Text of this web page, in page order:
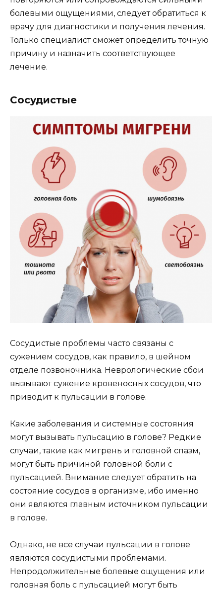
болевыми ощущениями, следует обратиться к
врачу для диагностики и получения лечения.
Только специалист сможет определить точную
причину и назначить соответствующее
лечение.
Сосудистые
Сосудистые проблемы часто связаны с
сужением сосудов, как правило, в шейном
отделе позвоночника. Неврологические сбои
вызывают сужение кровеносных сосудов, что
приводит к пульсации в голове.
Какие заболевания и системные состояния
могут вызывать пульсацию в голове? Редкие
случаи, такие как мигрень и головной спазм,
могут быть причиной головной боли с
пульсацией. Внимание следует обратить на
состояние сосудов в организме, ибо именно
они являются главным источником пульсации
в голове.
Однако, не все случаи пульсации в голове
являются сосудистыми проблемами.
Непродолжительные болевые ощущения или
головная боль с пульсацией могут быть